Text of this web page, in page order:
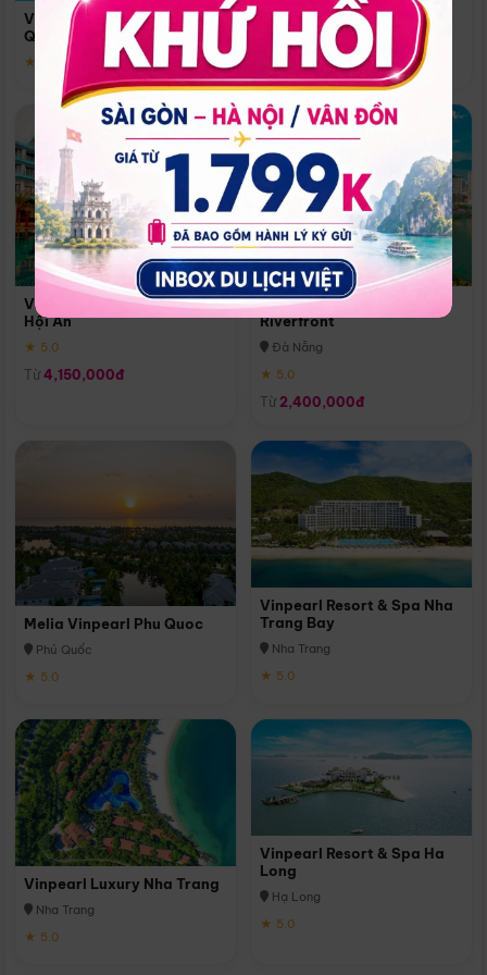
Vinpearl Resort & Spa Phu
Quoc
★ 5.0
Quoc
Phú Quốc
★ 5.0
Vinpearl Resort & Golf Nam
Hội An
★ 5.0
Từ 4,150,000đ
Melia Vinpearl Danang
Riverfront
Đà Nẵng
★ 5.0
Từ 2,400,000đ
Melia Vinpearl Phu Quoc
Phú Quốc
★ 5.0
Vinpearl Resort & Spa Nha
Trang Bay
Nha Trang
★ 5.0
Vinpearl Luxury Nha Trang
Nha Trang
★ 5.0
Vinpearl Resort & Spa Ha
Long
Hạ Long
★ 5.0